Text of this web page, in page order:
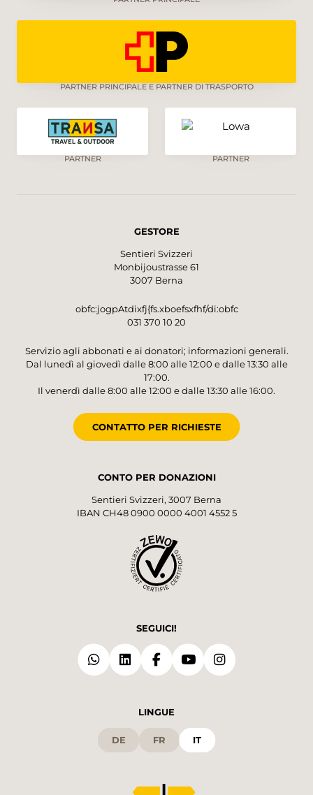
PARTNER PRINCIPALE E PARTNER DI TRASPORTO
PARTNER PARTNER
GESTORE
Sentieri Svizzeri
Monbijoustrasse 61
3007 Berna
obfc:jogpAtdixfj{fs.xboefsxfhf/di:obfc
031 370 10 20
Servizio agli abbonati e ai donatori; informazioni generali.
Dal lunedì al giovedì dalle 8:00 alle 12:00 e dalle 13:30 alle
17:00.
Il venerdì dalle 8:00 alle 12:00 e dalle 13:30 alle 16:00.
CONTATTO PER RICHIESTE
CONTO PER DONAZIONI
Sentieri Svizzeri, 3007 Berna
IBAN CH48 0900 0000 4001 4552 5
SEGUICI!
LINGUE
DE FR IT